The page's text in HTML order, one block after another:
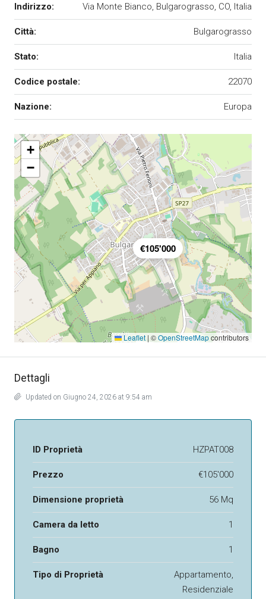
Indirizzo: Via Monte Bianco, Bulgarograsso, CO, Italia
Città: Bulgarograsso
Stato: Italia
Codice postale: 22070
Nazione: Europa
€105'000
+
−
Leaflet | ©OpenStreetMapcontributors
Dettagli
Updated on Giugno 24, 2026 at 9:54 am
ID Proprietà HZPAT008
Prezzo €105'000
Dimensione proprietà 56 Mq
Camera da letto 1
Bagno 1
Tipo di Proprietà
Appartamento,
Residenziale